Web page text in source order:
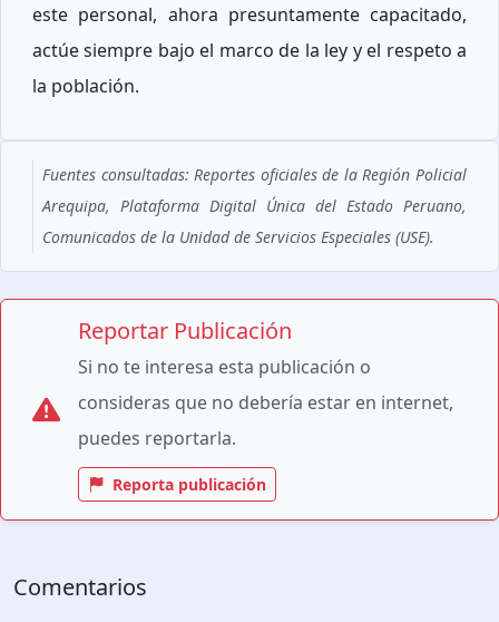
este personal, ahora presuntamente capacitado,
actúe siempre bajo el marco de la ley y el respeto a
la población.
Fuentes consultadas: Reportes oficiales de la Región Policial
Arequipa, Plataforma Digital Única del Estado Peruano,
Comunicados de la Unidad de Servicios Especiales (USE).
Reportar Publicación
Si no te interesa esta publicación o
consideras que no debería estar en internet,
puedes reportarla.
Reporta publicación
Comentarios